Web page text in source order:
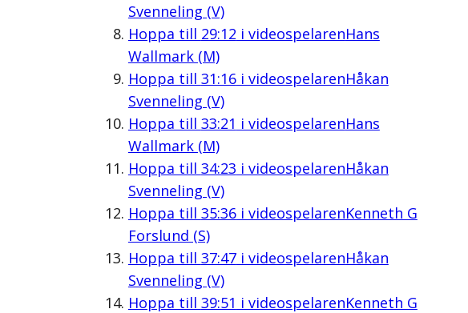
Svenneling (V)
Hoppa till 29:12 i videospelarenHans
Wallmark (M)
Hoppa till 31:16i videospelarenHåkan
Svenneling (V)
Hoppa till 33:21 i videospelarenHans
Wallmark (M)
Hoppa till 34:23 i videospelarenHåkan
Svenneling (V)
Hoppa till 35:36i videospelarenKenneth G
Forslund (S)
Hoppa till 37:47i videospelarenHåkan
Svenneling (V)
Hoppa till 39:51 i videospelarenKenneth G